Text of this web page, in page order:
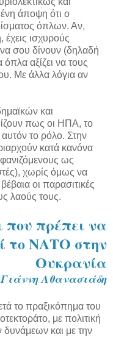
άποψη ότι ο
όπλων. Αν,
ισχυρούς
να σου δίνουν (δηλαδή
αξίζει να τους
Με άλλα λόγια αν
και
πως οι ΗΠΑ, το
το ρόλο. Στην
κατά κανόνα
ως
χωρίς όμως να
οι παρασιτικές
λαούς τους.
που πρέπει να
το ΝΑΤΟ στην
Ουκρανία
Αθανασιάδη
το πραξικόπημα του
με πολιτική
δυνάμεων και με την